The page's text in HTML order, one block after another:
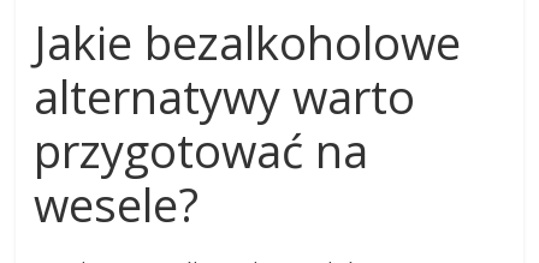
Jakie bezalkoholowe
alternatywy warto
przygotować na
wesele?